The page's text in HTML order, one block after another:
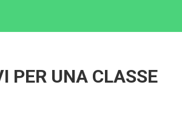
PER UNA CLASSE